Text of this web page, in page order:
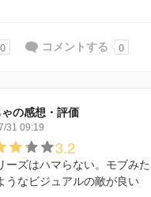
0 コメントする 0
の感想・評価
31 09:19
3.2
ーズはハマらない。モブみ
うなビジュアルの敵が良い